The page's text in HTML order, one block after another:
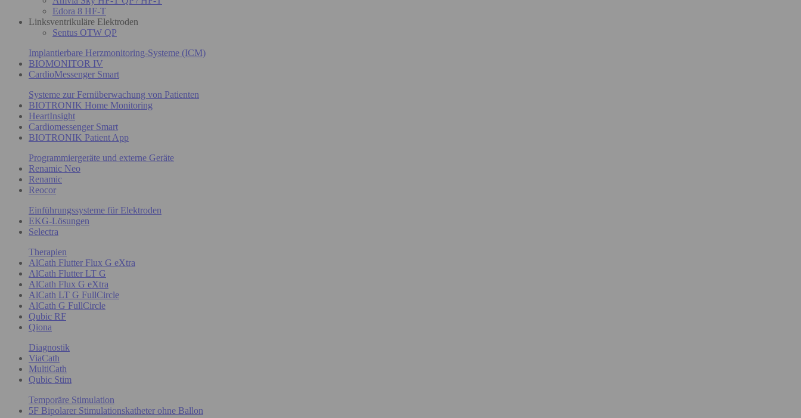
Edora 8 HF-T
Linksventrikuläre Elektroden
Sentus OTW QP
Implantierbare Herzmonitoring-Systeme (ICM)
BIOMONITOR IV
CardioMessenger Smart
Systeme zur Fernüberwachung von Patienten
BIOTRONIK Home Monitoring
HeartInsight
Cardiomessenger Smart
BIOTRONIK Patient App
Programmiergeräte und externe Geräte
Renamic Neo
Renamic
Reocor
Einführungssysteme für Elektroden
EKG-Lösungen
Selectra
Therapien
AlCath Flutter Flux G eXtra
AlCath Flutter LT G
AlCath Flux G eXtra
AlCath LT G FullCircle
AlCath G FullCircle
Qubic RF
Qiona
Diagnostik
ViaCath
MultiCath
Qubic Stim
Temporäre Stimulation
5F Bipolarer Stimulationskatheter ohne Ballon